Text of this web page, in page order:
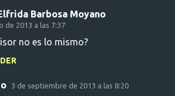
Barbosa Moyano
de 2013 a las 7:37
no es lo mismo?
3 de septiembre de 2013 a las 8:20